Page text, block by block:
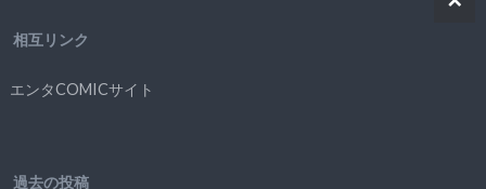
相互リンク
エンタCOMICサイト
過去の投稿